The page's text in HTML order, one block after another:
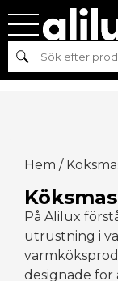
Sök
Hem /
På Alilux
utrustning i
designade